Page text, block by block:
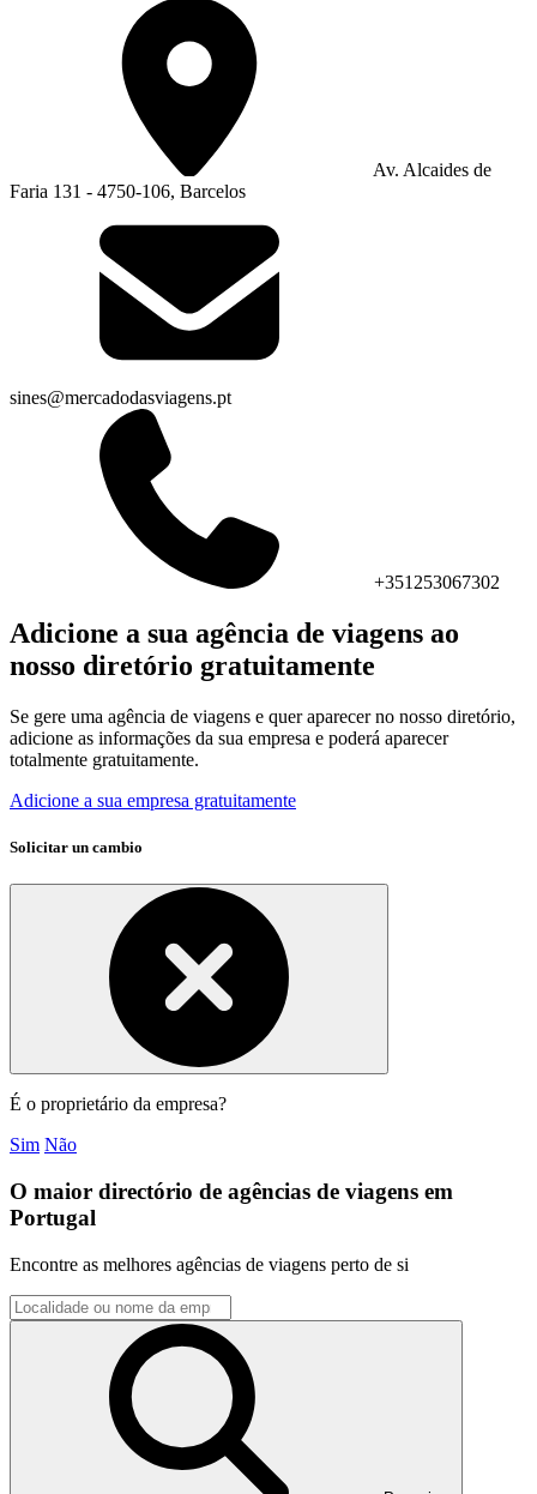
Av. Alcaides de
Faria 131 - 4750-106, Barcelos
sines@mercadodasviagens.pt
+351253067302
Adicione a sua agência de viagens ao
nosso diretório gratuitamente
Se gere uma agência de viagens e quer aparecer no nosso diretório,
adicione as informações da sua empresa e poderá aparecer
totalmente gratuitamente.
Adicione a sua empresa gratuitamente
Solicitar un cambio
É o proprietário da empresa?
Sim Não
O maior directório de agências de viagens em
Portugal
Encontre as melhores agências de viagens perto de si